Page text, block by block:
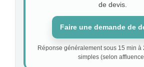
de devis.
Faire une demande de
Réponse généralement sous 15 min à
simples (selon